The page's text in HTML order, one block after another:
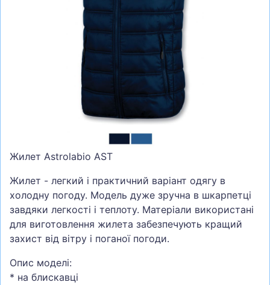
ШОЛОМИ, ЗАХИСТ, ОКУЛЯРИ
БІГ, ФІТНЕС, М'ЯЧІ
ТЕНІС, БАДМІНТОН
ТУРИЗМ
Жилет Astrolabio AST
Жилет - легкий і практичний варіант одягу в
холодну погоду. Модель дуже зручна в шкарпетці
завдяки легкості і теплоту. Матеріали використані
для виготовлення жилета забезпечують кращий
захист від вітру і поганої погоди.
Опис моделі:
* на блискавці